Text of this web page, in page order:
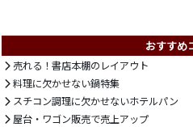
おすすめ
売れる！書店本棚のレイアウト
料理に欠かせない鍋特集
スチコン調理に欠かせないホテルパン
屋台・ワゴン販売で売上アップ